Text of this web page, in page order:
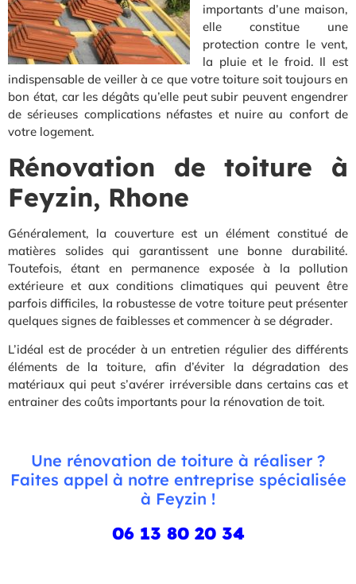
importants d’une maison,
elle constitue une
protection contre le vent,
la pluie et le froid. Il est
indispensable de veiller à ce que votre toiture soit toujours en
bon état, car les dégâts qu’elle peut subir peuvent engendrer
de sérieuses complications néfastes et nuire au confort de
votre logement.
Rénovation de toiture à
Feyzin, Rhone
Généralement, la couverture est un élément constitué de
matières solides qui garantissent une bonne durabilité.
Toutefois, étant en permanence exposée à la pollution
extérieure et aux conditions climatiques qui peuvent être
parfois difficiles, la robustesse de votre toiture peut présenter
quelques signes de faiblesses et commencer à se dégrader.
L’idéal est de procéder à un entretien régulier des différents
éléments de la toiture, afin d’éviter la dégradation des
matériaux qui peut s’avérer irréversible dans certains cas et
entrainer des coûts importants pour la rénovation de toit.
Une rénovation de toiture à réaliser ?
Faites appel à notre entreprise spécialisée
à Feyzin !
06 13 80 20 34